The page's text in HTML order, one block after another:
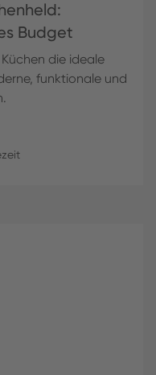
Budget
die ideale
funktionale und